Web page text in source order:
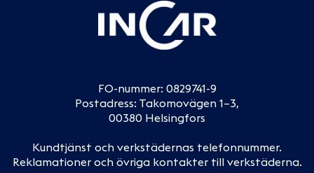
FO-nummer: 0829741-9
Postadress: Takomovägen 1–3,
00380 Helsingfors
Kundtjänst och verkstädernas telefonnummer.
Reklamationer och övriga kontakter till verkstäderna.